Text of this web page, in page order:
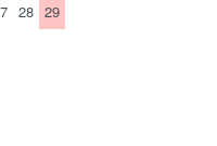
28 29